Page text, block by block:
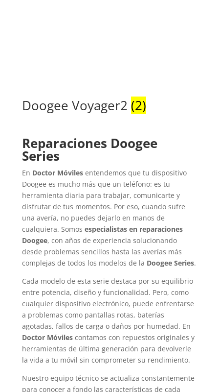
Doogee Voyager2 (2)
Reparaciones Doogee
Series
En Doctor Móvilesentendemos que tu dispositivo
Doogee es mucho más que un teléfono: es tu
herramienta diaria para trabajar, comunicarte y
disfrutar de tus momentos. Por eso, cuando sufre
una avería, no puedes dejarlo en manos de
cualquiera. Somos especialistas en reparaciones
Doogee, con años de experiencia solucionando
desde problemas sencillos hasta las averías más
complejas de todos los modelos de la Doogee Series.
Cada modelo de esta serie destaca por su equilibrio
entre potencia, diseño y funcionalidad. Pero, como
cualquier dispositivo electrónico, puede enfrentarse
a problemas como pantallas rotas, baterías
agotadas, fallos de carga o daños por humedad. En
Doctor Móvilescontamos con repuestos originales y
herramientas de última generación para devolverle
la vida a tu móvil sin comprometer su rendimiento.
Nuestro equipo técnico se actualiza constantemente
para conocer a fondo las características de cada